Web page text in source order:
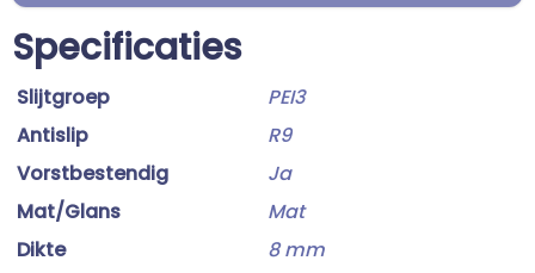
Specificaties
Slijtgroep
PEI3
Antislip
R9
Vorstbestendig
Ja
Mat/Glans
Mat
Dikte
8 mm